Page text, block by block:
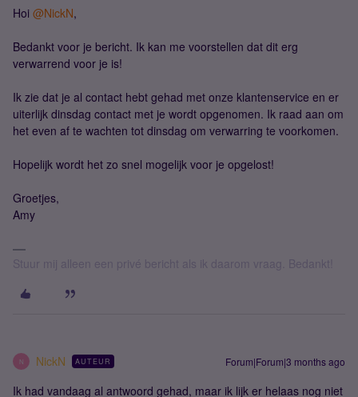
Hoi ​ @NickN,
Bedankt voor je bericht. Ik kan me voorstellen dat dit erg
verwarrend voor je is!
Ik zie dat je al contact hebt gehad met onze klantenservice en er
uiterlijk dinsdag contact met je wordt opgenomen. Ik raad aan om
het even af te wachten tot dinsdag om verwarring te voorkomen.
Hopelijk wordt het zo snel mogelijk voor je opgelost!
Groetjes,
Amy
Stuur mij alleen een privé bericht als ik daarom vraag. Bedankt!
N NickN AUTEUR Forum|Forum|3 months ago
Ik had vandaag al antwoord gehad, maar ik lijk er helaas nog niet